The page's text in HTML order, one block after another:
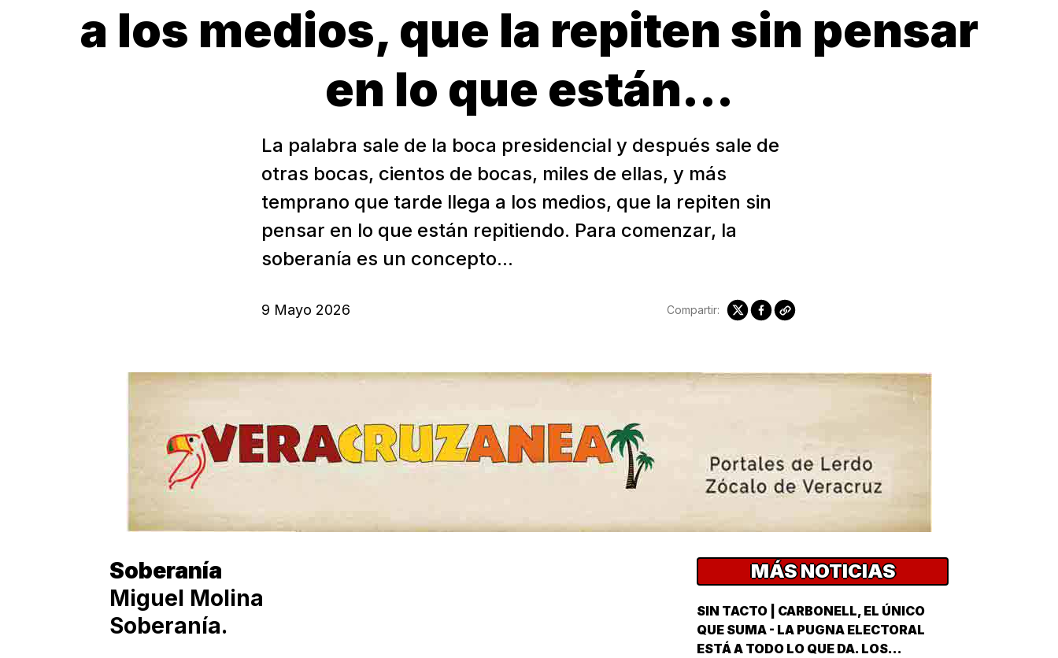
a los medios, que la repiten sin pensar
en lo que están…
La palabra sale de la boca presidencial y después sale de
otras bocas, cientos de bocas, miles de ellas, y más
temprano que tarde llega a los medios, que la repiten sin
pensar en lo que están repitiendo. Para comenzar, la
soberanía es un concepto...
9 Mayo 2026 Compartir:
Soberanía
Miguel Molina
Soberanía.
MÁS NOTICIAS
SIN TACTO | CARBONELL, EL ÚNICO
QUE SUMA - LA PUGNA ELECTORAL
ESTÁ A TODO LO QUE DA. LOS